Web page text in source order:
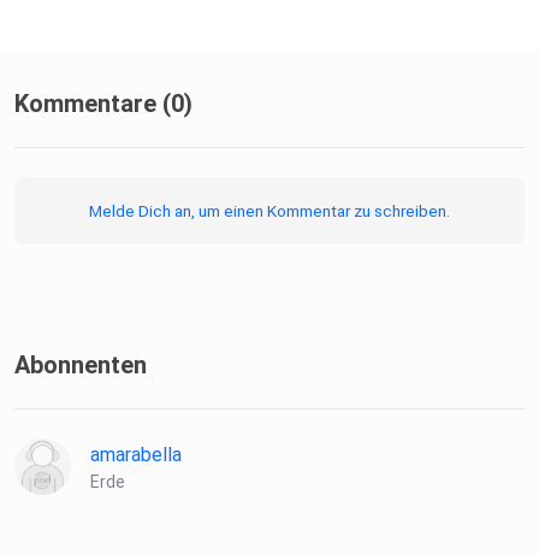
Kommentare (0)
Melde Dich an, um einen Kommentar zu schreiben.
Abonnenten
amarabella
Erde